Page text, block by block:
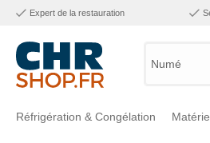
Expert de la restauration
Numéro d
Réfrigération & Congélation